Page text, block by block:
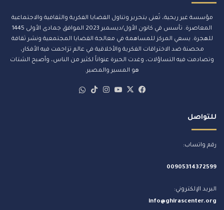
مؤسسة غير ربحية، تُعنى بتحرير وتناول القضايا الفكرية والثقافية والاجتماعية
المعاصرة. تأسس في كانون الأول/ديسمبر 2023 الموافق جمادى الأولى 1445
للهجرة. يسعي المركز للمساهمة في معالجة القضايا المجتمعية ونشر ثقافة
محصنة ضد الاختراقات الفكرية والأخلاقية في عالم تزاحمت فيه الأفكار،
وتصادمت فيه التساؤلات، وغدت الحيرة عنواناً لكثير من الناس، وأصبح الشتات
هو المسير والمصير.
فيسبوك
‫X
‫YouTubeانستقرام
‫TikTok
للتواصل
رقم واتساب:
00905314372599
البريد الإلكتروني:
info@ghirascenter.org